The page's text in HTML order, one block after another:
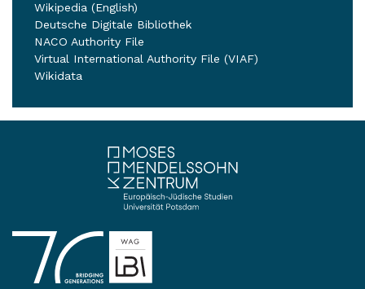
Wikipedia (English)
Deutsche Digitale Bibliothek
NACO Authority File
Virtual International Authority File (VIAF)
Wikidata